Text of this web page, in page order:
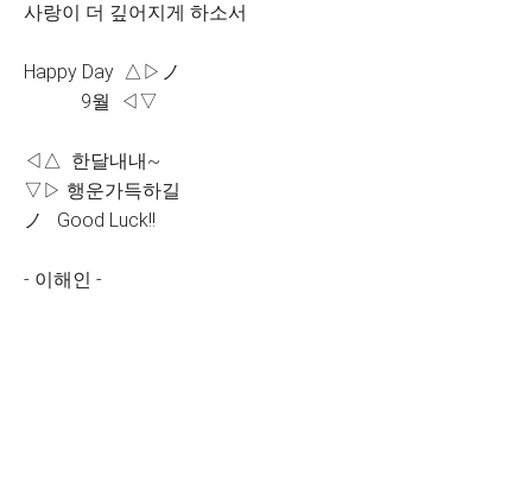
사랑이 더 깊어지게 하소서
Happy Day △▷ノ
9월 ◁▽
◁△ 한달내내~
▽▷ 행운가득하길
ノ Good Luck!!
- 이해인 -